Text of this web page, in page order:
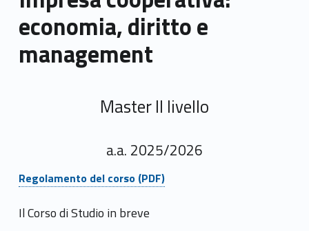
economia, diritto e
management
Master II livello
a.a. 2025/2026
Link identifier #identifier__131145-1
Regolamento del corso (PDF)
Il Corso di Studio in breve